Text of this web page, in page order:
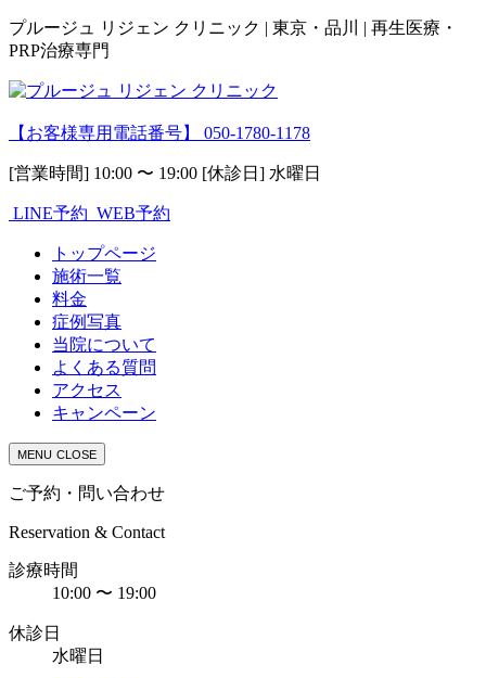
プルージュ リジェン クリニック | 東京・品川 | 再生医療・
PRP治療専門
【お客様専用電話番号】 050-1780-1178
[営業時間] 10:00 〜 19:00 [休診日] 水曜日
LINE予約 WEB予約
トップページ
施術一覧
料金
症例写真
当院について
よくある質問
アクセス
キャンペーン
MENU CLOSE
ご予約・問い合わせ
Reservation & Contact
診療時間
10:00 〜 19:00
休診日
水曜日